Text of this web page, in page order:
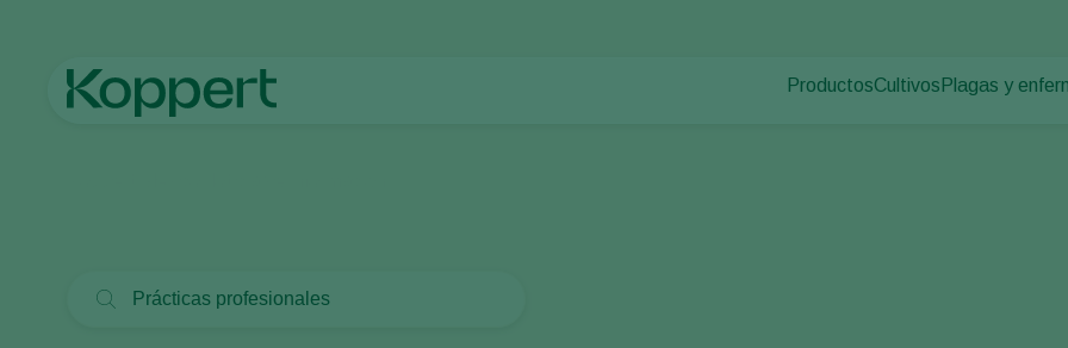
ProductosCultivos Plagas y